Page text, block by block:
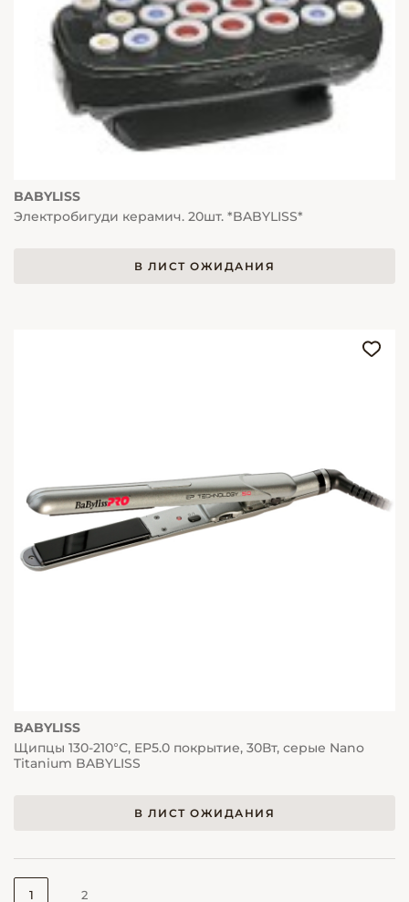
BABYLISS
Электробигуди керамич. 20шт. *BABYLISS*
В ЛИСТ ОЖИДАНИЯ
BABYLISS
Щипцы 130-210°С, EP5.0 покрытие, 30Вт, серые Nano
Titanium BABYLISS
В ЛИСТ ОЖИДАНИЯ
1 2